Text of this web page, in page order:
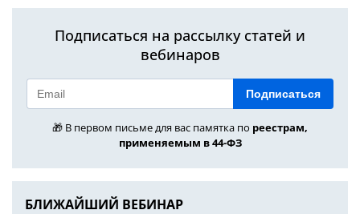
Подписаться на рассылку статей и
вебинаров
Подписаться
🎁 В первом письме для вас памятка по реестрам,
применяемым в 44-ФЗ
БЛИЖАЙШИЙ ВЕБИНАР